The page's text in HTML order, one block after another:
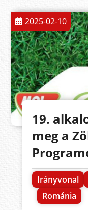
2025-02-10
19.
meg a
Irányvonal
Románia